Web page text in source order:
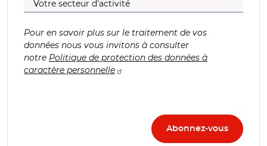
Pour en savoir plus sur le traitement de vos
données nous vous invitons à consulter
notre Politique de protection des données à
caractère personnelle